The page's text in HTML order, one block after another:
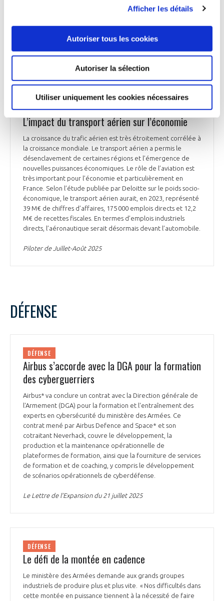
Afficher les détails
Autoriser tous les cookies
Autoriser la sélection
Utiliser uniquement les cookies nécessaires
contrôles qui discutent ensemble et avec les avions,
un schéma optimisé », explique Denis Bonnet, Vice-Président
Recherche Technologie et Innovation Avionique de Thales.
Aeromorning du 21 juillet 2025
AVIATION COMMERCIALE
L’impact du transport aérien sur l’économie
La croissance du trafic aérien est très étroitement corrélée à
la croissance mondiale. Le transport aérien a permis le
désenclavement de certaines régions et l’émergence de
nouvelles puissances économiques. Le rôle de l’aviation est
très important pour l’économie et particulièrement en
France. Selon l’étude publiée par Deloitte sur le poids socio-
économique, le transport aérien aurait, en 2023, représenté
39 M€ de chiffres d’affaires, 175 000 emplois directs et 12,2
M€ de recettes fiscales. En termes d’emplois industriels
directs, l’aéronautique serait désormais devant l’automobile.
Piloter de Juillet-Août 2025
DÉFENSE
DÉFENSE
Airbus s’accorde avec la DGA pour la formation
des cyberguerriers
Airbus* va conclure un contrat avec la Direction générale de
l'Armement (DGA) pour la formation et l'entraînement des
experts en cybersécurité du ministère des Armées. Ce
contrat mené par Airbus Defence and Space* et son
cotraitant Neverhack, couvre le développement, la
production et la maintenance opérationnelle de
plateformes de formation, ainsi que la fourniture de services
de formation et de coaching, y compris le développement
de scénarios opérationnels de cyberdéfense.
Le Lettre de l’Expansion du 21 juillet 2025
DÉFENSE
Le défi de la montée en cadence
Le ministère des Armées demande aux grands groupes
industriels de produire plus et plus vite. « Nos difficultés dans
cette montée en puissance tiennent à la nécessité de faire